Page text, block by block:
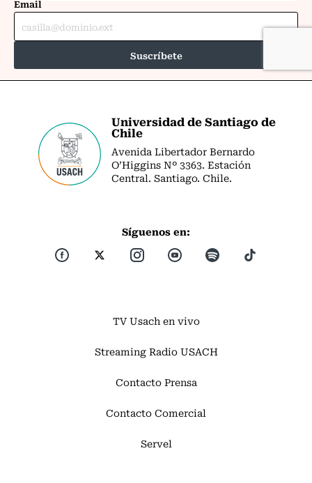
Universidad de Santiago de
Chile
Avenida Libertador Bernardo
O’Higgins Nº 3363. Estación
Central. Santiago. Chile.
Síguenos en:
TV Usach en vivo
Streaming Radio USACH
Contacto Prensa
Contacto Comercial
Servel